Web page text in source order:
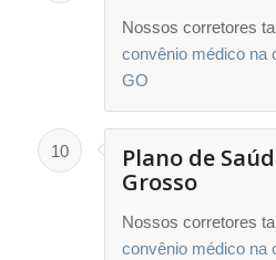
Nossos corretores
convênio médico na
GO
10
Plano de
Grosso
Nossos corretores
convênio médico na